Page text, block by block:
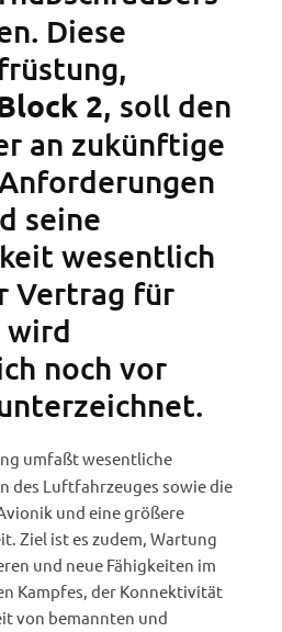
Diese
2, soll den
an zukünftige
seine
wesentlich
Vertrag für
wird
noch vor
umfaßt wesentliche
des Luftfahrzeuges sowie die
und eine größere
Ziel ist es zudem, Wartung
und neue Fähigkeiten im
Kampfes, der Konnektivität
von bemannten und